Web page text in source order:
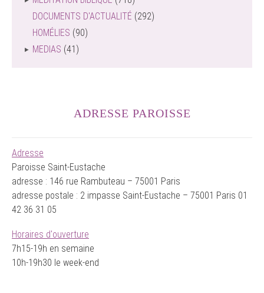
DOCUMENTS D'ACTUALITÉ (292)
HOMÉLIES (90)
MEDIAS (41)
ADRESSE PAROISSE
Adresse
Paroisse Saint-Eustache
adresse : 146 rue Rambuteau – 75001 Paris
adresse postale : 2 impasse Saint-Eustache – 75001 Paris 01
42 36 31 05
Horaires d'ouverture
7h15-19h en semaine
10h-19h30 le week-end